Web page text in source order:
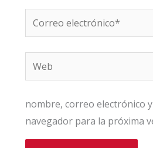
Correo
electrónico*
Web
nombre, correo electrónico
navegador para la próxima